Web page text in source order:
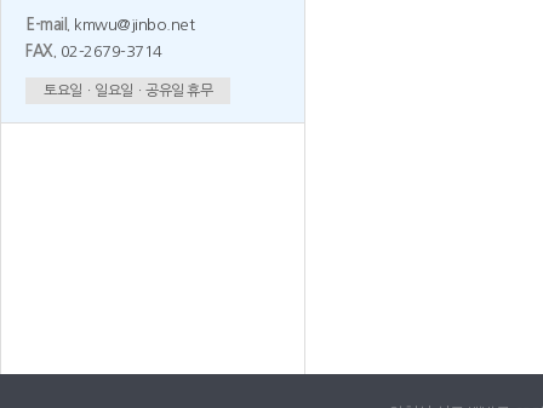
E-mail.
kmwu@jinbo.net
FAX.
02-2679-3714
토요일ㆍ일요일ㆍ공유일 휴무